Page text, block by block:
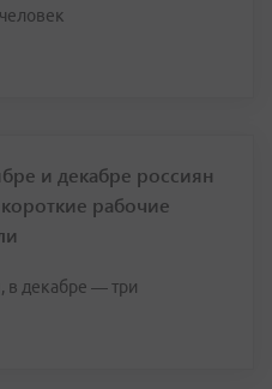
и декабре россиян
рабочие
в декабре — три